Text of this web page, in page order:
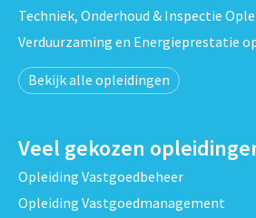
Techniek, Onderhoud & Inspectie
Verduurzaming en Energieprestatie
Bekijk alle opleidingen
Veel gekozen
Opleiding Vastgoedbeheer
Opleiding Vastgoedmanagement